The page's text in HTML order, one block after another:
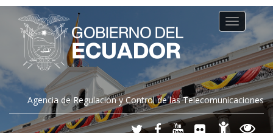
Agencia de Regulación y Control de las Telecomunicaciones
Toggle
navigation